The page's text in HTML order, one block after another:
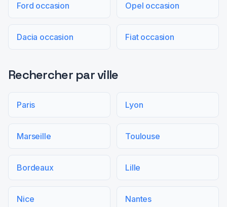
Ford occasion Opel occasion
Dacia occasion Fiat occasion
Rechercher par ville
Paris Lyon
Marseille Toulouse
Bordeaux Lille
Nice Nantes